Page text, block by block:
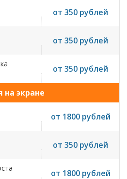
от 350 рублей
от 350 рублей
от 350 рублей
на экране
от 1800 рублей
от 350 рублей
от 1800 рублей